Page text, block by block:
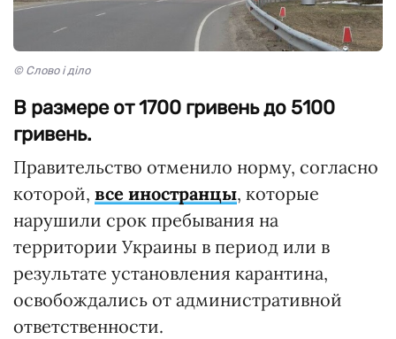
© Слово і діло
В размере от 1700 гривень до 5100
гривень.
Правительство отменило норму, согласно
которой, все иностранцы, которые
нарушили срок пребывания на
территории Украины в период или в
результате установления карантина,
освобождались от административной
ответственности.